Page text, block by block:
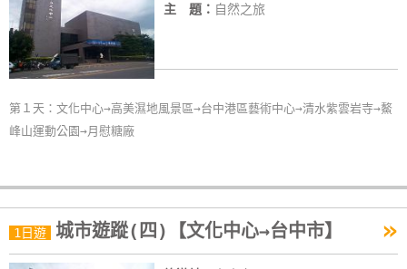
主 題： 自然之旅
第１天：文化中心→高美濕地風景區→台中港區藝術中心→清水紫雲岩寺→鰲
峰山運動公園→月慰糖廠
1日遊 城市遊蹤(四)【文化中心→台中市】 »